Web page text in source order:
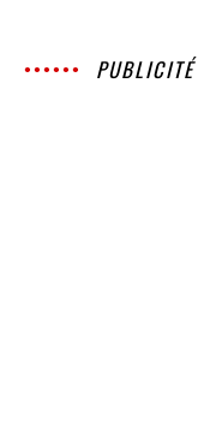
PUBLICITÉ